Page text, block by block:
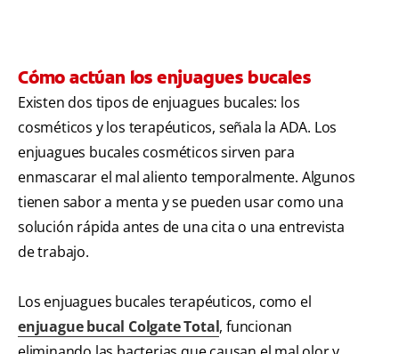
Cómo actúan los enjuagues bucales
Existen dos tipos de enjuagues bucales: los
cosméticos y los terapéuticos, señala la ADA. Los
enjuagues bucales cosméticos sirven para
enmascarar el mal aliento temporalmente. Algunos
tienen sabor a menta y se pueden usar como una
solución rápida antes de una cita o una entrevista
de trabajo.
Los enjuagues bucales terapéuticos, como el
enjuague bucal Colgate Total, funcionan